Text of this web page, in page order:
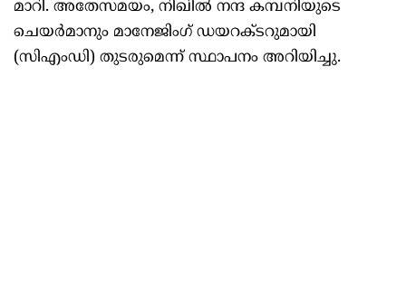
മാറി. അതേസമയം, നിഖിൽ നന്ദ കമ്പനിയുടെ
ചെയർമാനും മാനേജിംഗ് ഡയറക്ടറുമായി
(സിഎംഡി) തുടരുമെന്ന് സ്ഥാപനം അറിയിച്ചു.